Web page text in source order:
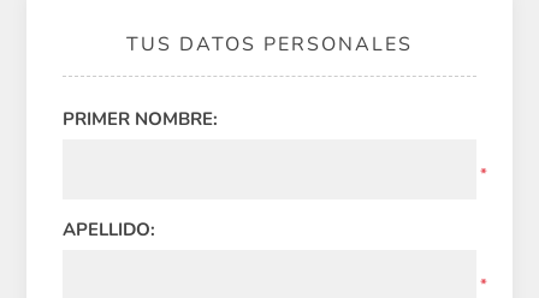
TUS DATOS PERSONALES
PRIMER NOMBRE:
*
APELLIDO:
*